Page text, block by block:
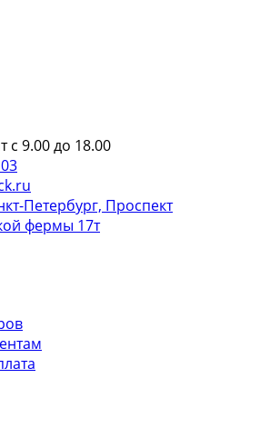
с 9.00 до 18.00
Петербург, Проспект
фермы 17т